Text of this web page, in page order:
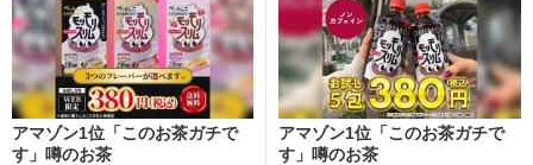
アマゾン1位「このお茶ガチで
す」噂のお茶
アマゾン1位「このお茶ガチで
す」噂のお茶